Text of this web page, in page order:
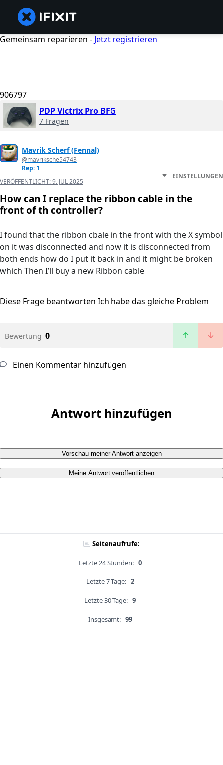
Gemeinsam reparieren - Jetzt registrieren
906797
PDP Victrix Pro BFG
7 Fragen
Mavrik Scherf (Fennal)
@mavriksche54743
Rep: 1
VERÖFFENTLICHT:9. JUL 2025
EINSTELLUNGEN
How can I replace the ribbon cable in the
front of th controller?
I found that the ribbon cbale in the front with the X symbol
on it was disconnected and now it is disconnected from
both ends how do I put it back in and it might be broken
which Then I’ll buy a new Ribbon cable
Diese Frage beantworten Ich habe das gleiche Problem
Bewertung 0
Einen Kommentar hinzufügen
Antwort hinzufügen
Vorschau meiner Antwort anzeigen
Meine Antwort veröffentlichen
Seitenaufrufe:
Letzte 24 Stunden: 0
Letzte 7 Tage: 2
Letzte 30 Tage: 9
Insgesamt: 99